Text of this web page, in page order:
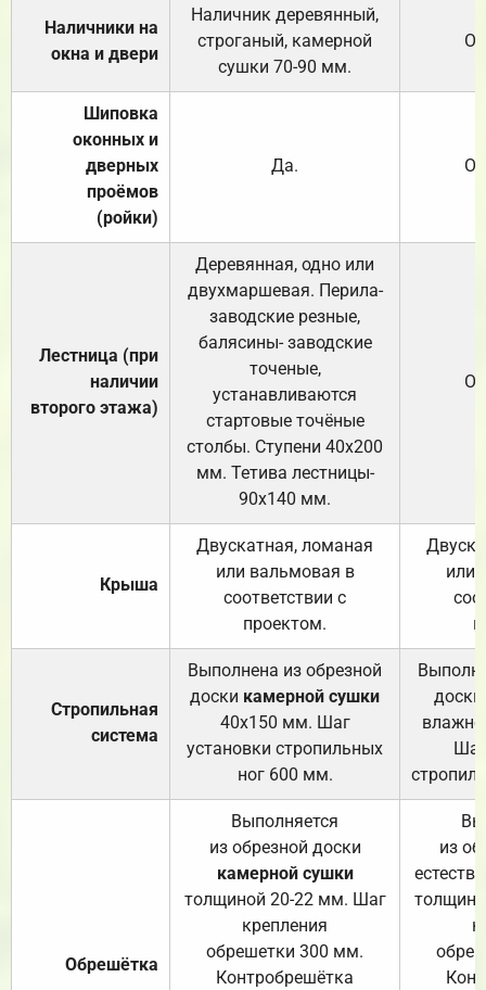
Наличники на
окна и двери
Наличник деревянный,
строганый, камерной
сушки 70-90 мм.
Шиповка
оконных и
дверных
проёмов
(ройки)
Да.
Лестница (при
наличии
второго этажа)
Деревянная, одно или
двухмаршевая. Перила-
заводские резные,
балясины- заводские
точеные,
устанавливаются
стартовые точёные
столбы. Ступени 40х200
мм. Тетива лестницы-
90х140 мм.
Крыша
Двускатная, ломаная
или вальмовая в
соответствии с
проектом.
или
Стропильная
система
Выполнена из обрезной
доски камерной сушки
40х150 мм. Шаг
установки стропильных
ног 600 мм.
доски
Обрешётка
Выполняется
из обрезной доски
камерной сушки
толщиной 20-22 мм. Шаг
крепления
обрешетки 300 мм.
Контробрешётка
из